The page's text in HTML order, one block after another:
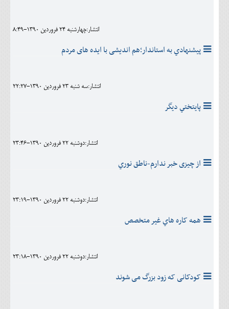
انتشار:چهارشنبه 24 فروردين 1390-8:49
پیشنهادي به استاندار؛هم اندیشی با ایده های مردم
انتشار:سه شنبه 23 فروردين 1390-22:27
پايتختي ديگر
انتشار:دوشنبه 22 فروردين 1390-23:46
از چیزی خبر ندارم-ناطق نوري
انتشار:دوشنبه 22 فروردين 1390-23:19
همه کاره هاي غير متخصص
انتشار:دوشنبه 22 فروردين 1390-23:18
کودکانی که زود بزرگ می شوند